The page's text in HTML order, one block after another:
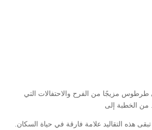
طرطوس مزيجًا من الفرح والاحتفالات التي
من الخطبة إلى
تبقى هذه التقاليد علامة فارقة في حياة السكان.